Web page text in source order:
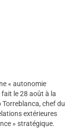
« autonomie
fait le 28 août à la
chef du
extérieures
» stratégique.